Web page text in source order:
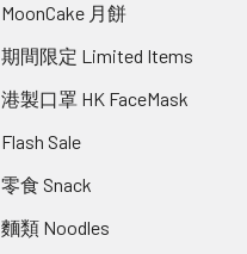
MoonCake 月餅
期間限定 Limited Items
港製口罩 HK FaceMask
Flash Sale
零食 Snack
麵類 Noodles